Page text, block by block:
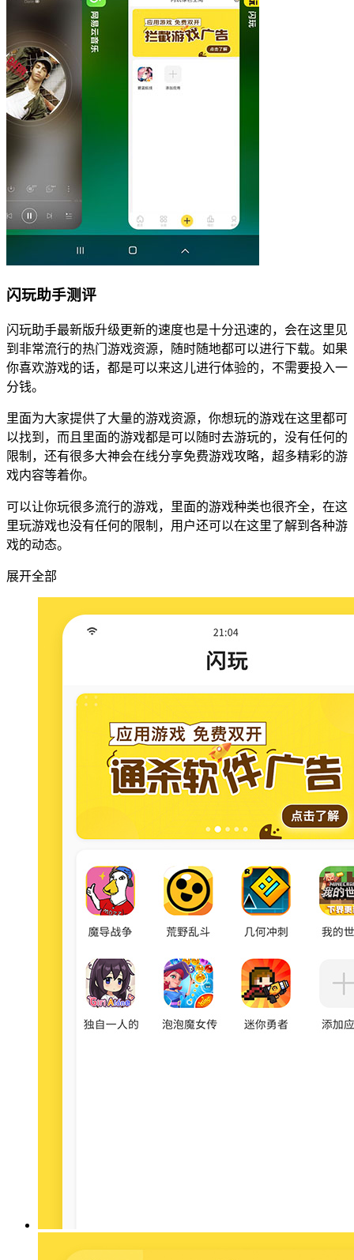
闪玩助手测评
闪玩助手最新版升级更新的速度也是十分迅速的，会在这里见
到非常流行的热门游戏资源，随时随地都可以进行下载。如果
你喜欢游戏的话，都是可以来这儿进行体验的，不需要投入一
分钱。
里面为大家提供了大量的游戏资源，你想玩的游戏在这里都可
以找到，而且里面的游戏都是可以随时去游玩的，没有任何的
限制，还有很多大神会在线分享免费游戏攻略，超多精彩的游
戏内容等着你。
可以让你玩很多流行的游戏，里面的游戏种类也很齐全，在这
里玩游戏也没有任何的限制，用户还可以在这里了解到各种游
戏的动态。
展开全部